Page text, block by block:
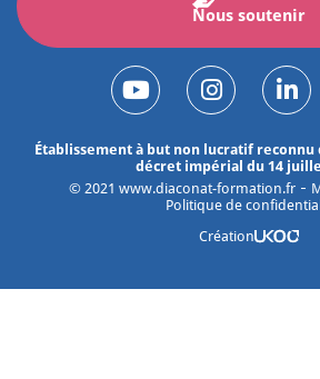
Nous soutenir
Établissement à but non lucratif
décret impérial du 14
©2021 www.diaconat-formation.fr
Politique de
Création